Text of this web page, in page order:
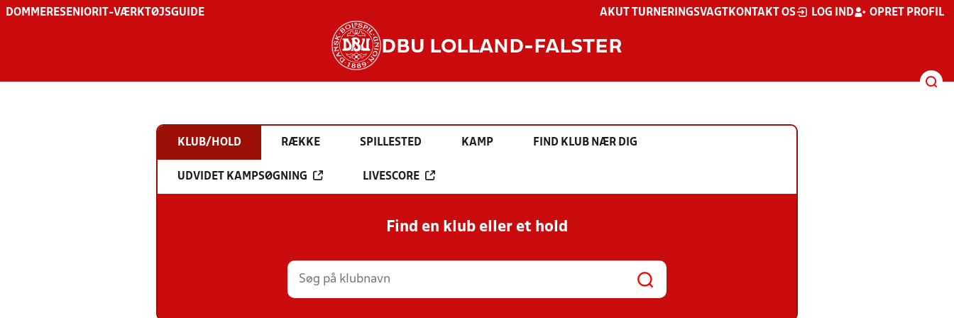
DOMMERESENIOR IT-VÆRKTØJSGUIDE AKUT TURNERINGSVAGT KONTAKT OS LOG IND OPRET PROFIL
DBU LOLLAND-FALSTER
KLUB/HOLD RÆKKE SPILLESTED KAMP FIND KLUB NÆR DIG
UDVIDET KAMPSØGNING LIVESCORE
Find en klub eller et hold